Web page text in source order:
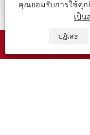
ทิศทางการใช้งา
คุณยอมรับการใช้คุก
เป็น
ปฏิเสธ